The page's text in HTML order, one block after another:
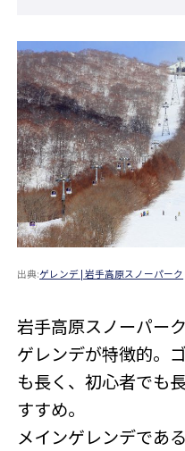
出典:ゲレンデ | 岩手高原スノーパーク
岩手高原スノーパー
ゲレンデが特徴的。
も長く、初心者でも
すすめ。
メインゲレンデであ